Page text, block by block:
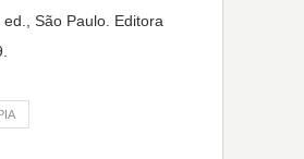
São Paulo. Editora